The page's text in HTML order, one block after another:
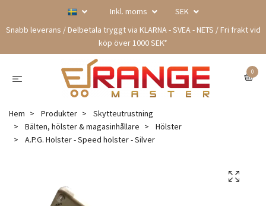
Inkl. moms
SEK
Snabb leverans / Delbetala tryggt via KLARNA - SVEA - NETS / Fri frakt vid
köp över 1000 SEK*
0
Hem Produkter
Skytteutrustning
Bälten, hölster & magasinhållare
Hölster
A.P.G. Holster - Speed holster - Silver